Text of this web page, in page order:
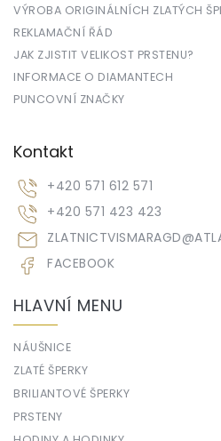
VÝROBA ORIGINÁLNÍCH ZLATÝCH
REKLAMAČNÍ ŘÁD
JAK ZJISTIT VELIKOST PRSTENU?
INFORMACE O DIAMANTECH
PUNCOVNÍ ZNAČKY
Kontakt
ZLATNICTVISMARAGD@
+420 571 612 571
+420 571 423 423
FACEBOOK
HLAVNÍ MENU
NÁUŠNICE
ZLATÉ ŠPERKY
BRILIANTOVÉ ŠPERKY
PRSTENY